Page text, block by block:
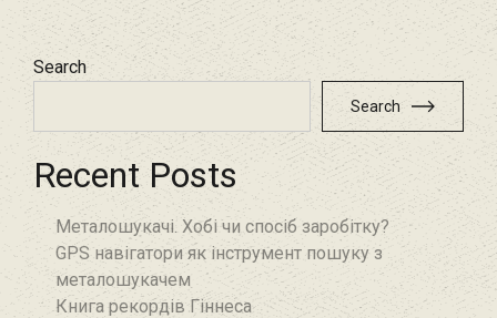
Search
Search
Recent Posts
Металошукачі. Хобі чи спосіб заробітку?
GPS навігатори як інструмент пошуку з
металошукачем
Книга рекордів Гіннеса